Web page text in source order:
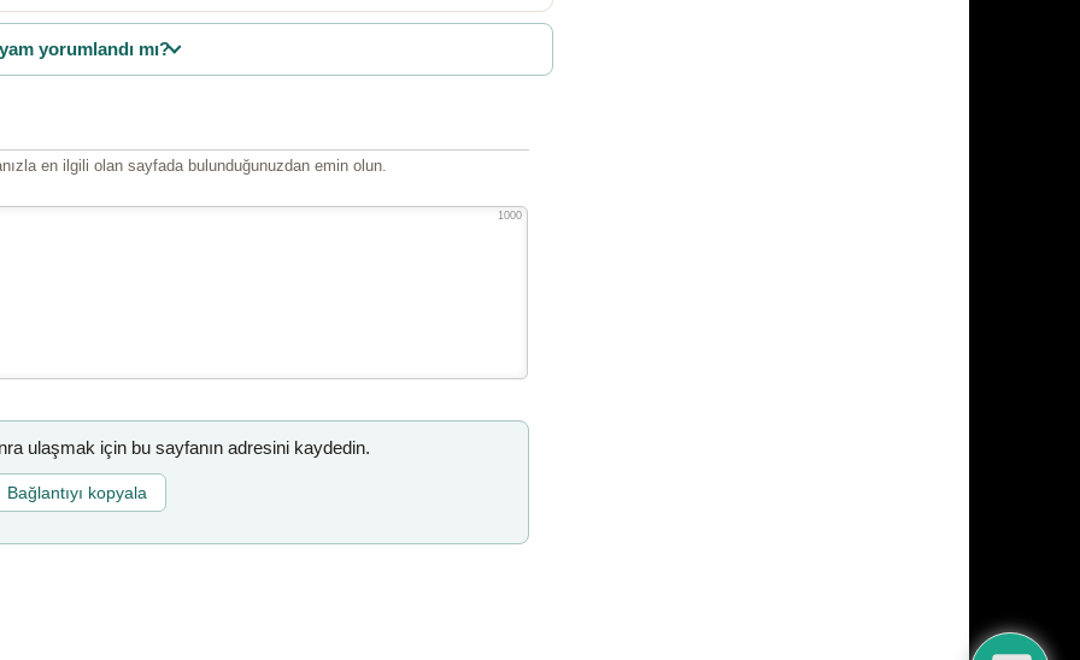
yorumlandı mı?
en ilgili olan sayfada bulunduğunuzdan emin olun.
1000
ulaşmak için bu sayfanın adresini kaydedin.
Bağlantıyı kopyala